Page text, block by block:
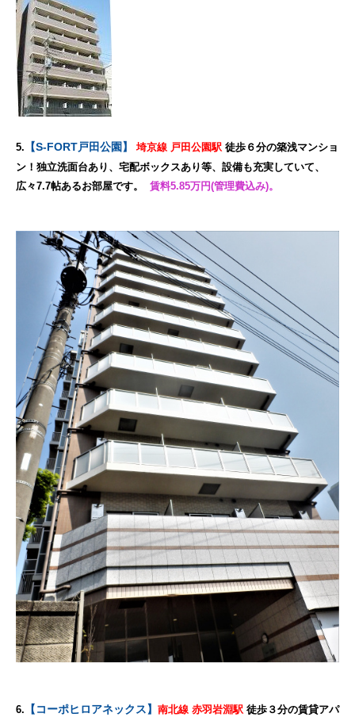
5. 【S-FORT戸田公園】 埼京線 戸田公園駅 徒歩６分の築浅マンショ
ン！独立洗面台あり、宅配ボックスあり等、設備も充実していて、
広々7.7帖あるお部屋です。
賃料5.85万円(管理費込み)。
6. 【コーポヒロアネックス】 南北線 赤羽岩淵駅 徒歩３分の賃貸アパ